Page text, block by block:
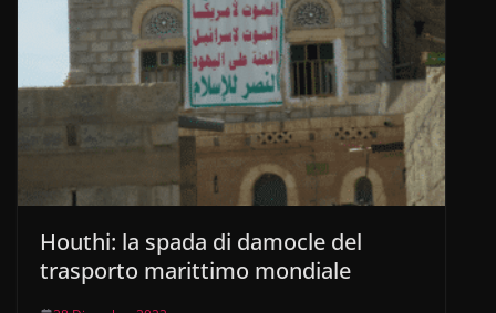
Houthi: la spada di damocle del
trasporto marittimo mondiale